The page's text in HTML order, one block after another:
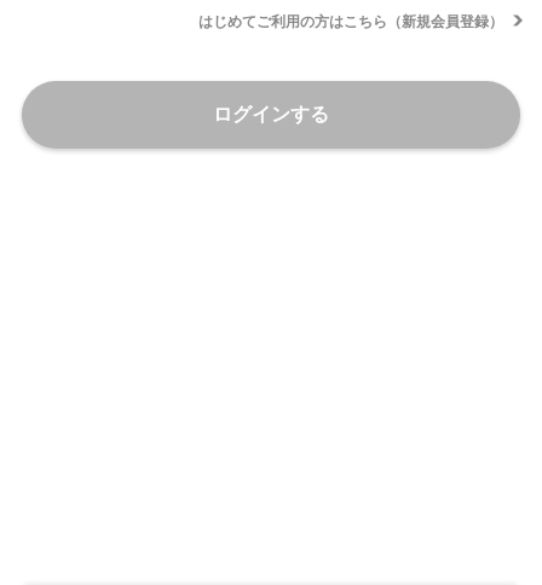
はじめてご利用の方はこちら（新規会員登録）
ログインする